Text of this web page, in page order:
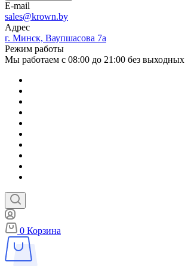
E-mail
sales@krown.by
Адрес
г. Минск, Ваупшасова 7а
Режим работы
Мы работаем с 08:00 до 21:00 без выходных
0 Корзина